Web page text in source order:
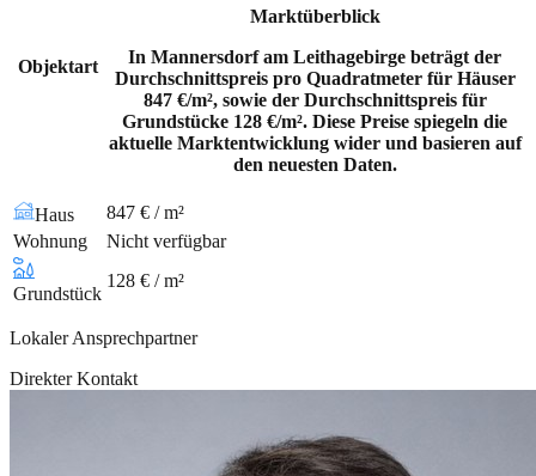
Objektart
Marktüberblick
In Mannersdorf am Leithagebirge beträgt der
Durchschnittspreis pro Quadratmeter für Häuser
847 €/m², sowie der Durchschnittspreis für
Grundstücke 128 €/m². Diese Preise spiegeln die
aktuelle Marktentwicklung wider und basieren auf
den neuesten Daten.
Haus
847 € / m²
Wohnung
Nicht verfügbar
Grundstück
128 € / m²
Lokaler Ansprechpartner
Direkter Kontakt